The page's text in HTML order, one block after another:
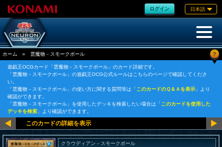
ログイン 日本語
ホーム » 雲魔物－スモークボール ?
遊戯王OCGカード「雲魔物－スモークボール」のカード詳細です。
「雲魔物－スモークボール」の遊戯王OCG公式ルールはこちらのページで確認してくださ
い。
「雲魔物－スモークボール」の使い方に関する質問等は「このカードのＱ＆Ａを表示 」より
確認ができます。
「雲魔物－スモークボール」を使用したデッキを検索したい場合は「このカードを使用した
デッキを検索 」より確認ができます。
クラウディアン－スモークボール